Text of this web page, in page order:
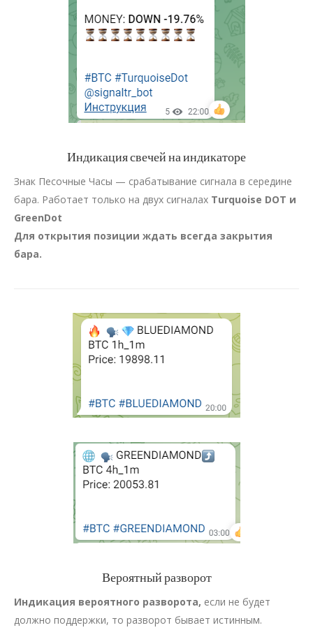
Индикация свечей на индикаторе
Знак Песочные Часы — срабатывание сигнала в середине
бара. Работает только на двух сигналах Turquoise DOT и
GreenDot
Для открытия позиции ждать всегда закрытия
бара.
Вероятный разворот
Индикация вероятного разворота, если не будет
должно поддержки, то разворот бывает истинным.